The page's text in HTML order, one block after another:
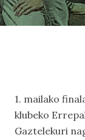
1. mailako
klubeko
Gaztelekuri